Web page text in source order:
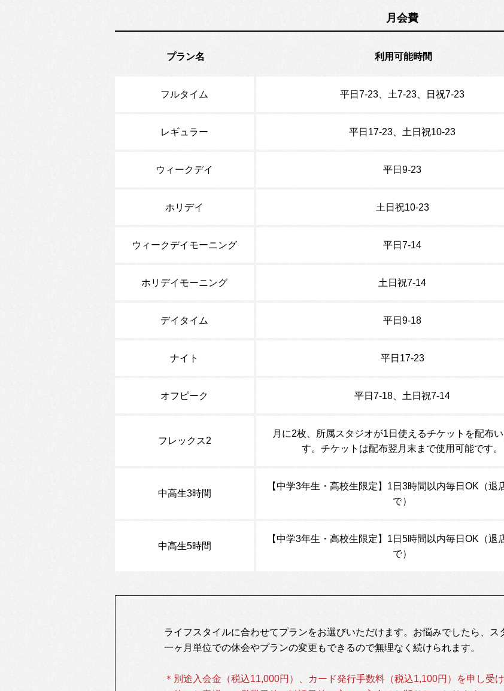
月会費
プラン名 利用可能時間
フルタイム 平日7-23、土7-23、日祝7-23
レギュラー 平日17-23、土日祝10-23
ウィークデイ 平日9-23
ホリデイ 土日祝10-23
ウィークデイモーニング 平日7-14
ホリデイモーニング 土日祝7-14
デイタイム 平日9-18
ナイト 平日17-23
オフピーク 平日7-18、土日祝7-14
フレックス2
月に2枚、所属スタジオが1日使えるチケットを配布い
す。チケットは配布翌月末まで使用可能です。
中高生3時間
【中学3年生・高校生限定】1日3時間以内毎日OK（退
で）
中高生5時間
【中学3年生・高校生限定】1日5時間以内毎日OK（退
で）
ライフスタイルに合わせてプランをお選びいただけます。お悩みでしたら、ス
一ヶ月単位での休会やプランの変更もできるので無理なく続けられます。
＊別途入会金（税込11,000円）、カード発行手数料（税込1,100円）を申し受け